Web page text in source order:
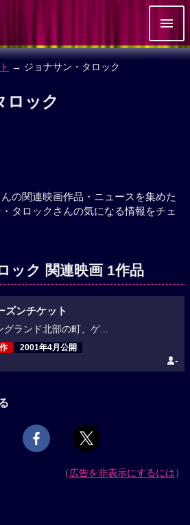
→ ジョナサン・タロック
ロック
の関連映画作品・ニュースを集めた
タロックさんの気になる情報をチェ
ック 関連映画 1作品
ズンチケット
グランド北部の町、ゲ...
2001年4月公開
-
（広告を非表示にするには）